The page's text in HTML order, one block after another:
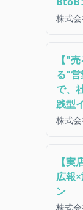
株式会
【"
る"営
で、
践型
株式
【
広報
ン
株式